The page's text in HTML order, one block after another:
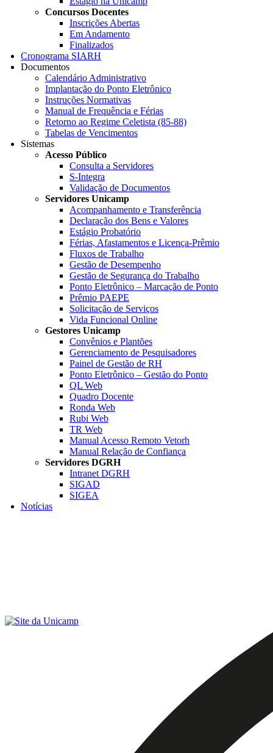
Concursos Docentes
Inscrições Abertas
Em Andamento
Finalizados
Cronograma SIARH
Documentos
Calendário Administrativo
Implantação do Ponto Eletrônico
Instruções Normativas
Manual de Frequência e Férias
Retorno ao Regime Celetista (85-88)
Tabelas de Vencimentos
Sistemas
Acesso Público
Consulta a Servidores
S-Integra
Validação de Documentos
Servidores Unicamp
Acompanhamento e Transferência
Declaração dos Bens e Valores
Estágio Probatório
Férias, Afastamentos e Licença-Prêmio
Fluxos de Trabalho
Gestão de Desempenho
Gestão de Segurança do Trabalho
Ponto Eletrônico – Marcação de Ponto
Prêmio PAEPE
Solicitação de Serviços
Vida Funcional Online
Gestores Unicamp
Convênios e Plantões
Gerenciamento de Pesquisadores
Painel de Gestão de RH
Ponto Eletrônico – Gestão do Ponto
QL Web
Quadro Docente
Ronda Web
Rubi Web
TR Web
Manual Acesso Remoto Vetorh
Manual Relação de Confiança
Servidores DGRH
Intranet DGRH
SIGAD
SIGEA
Notícias